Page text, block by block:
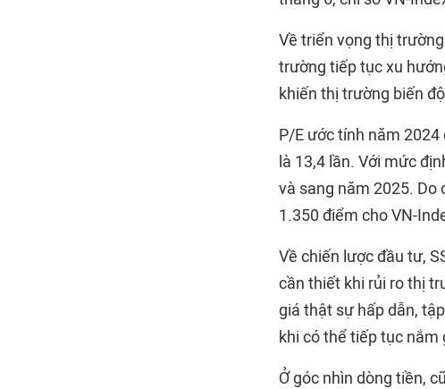
Về triển vọng thị
trường tiếp tục xu
khiến thị trường biến
P/E ước tính năm
là 13,4 lần. Với mức
và sang năm 2025. Do
1.350 điểm cho VN-
Về chiến lược đầu tư,
cần thiết khi rủi ro thị
giá thật sự hấp dẫn,
khi có thể tiếp tục
Ở góc nhìn dòng tiền,